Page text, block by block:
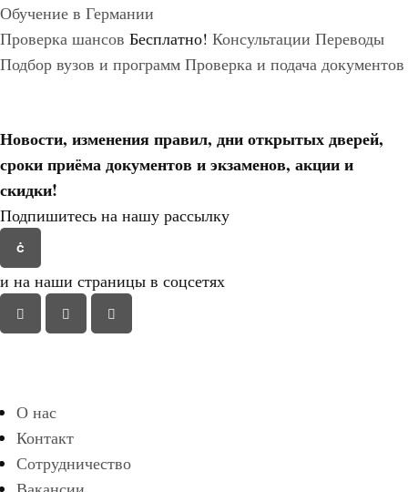
Обучение в Германии
Проверка шансов Бесплатно! Консультации Переводы
Подбор вузов и программ Проверка и подача документов
Новости, изменения правил, дни открытых дверей,
сроки приёма документов и экзаменов, акции и
скидки!
Подпишитесь на нашу рассылку
и на наши страницы в соцсетях
О нас
Контакт
Сотрудничество